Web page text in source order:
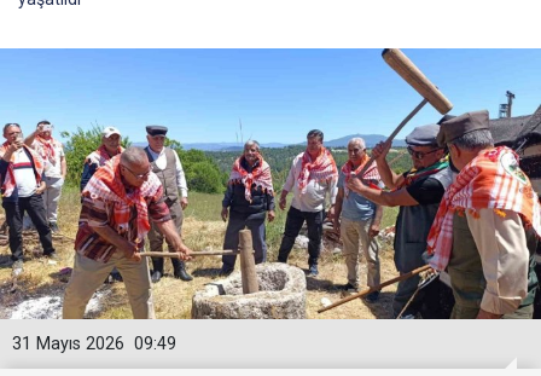
09:49
31 Mayıs 2026